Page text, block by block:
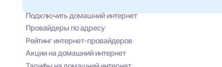
Подключить домашний интернет
Провайдеры по адресу
Рейтинг интернет-провайдеров
Акции на домашний интернет